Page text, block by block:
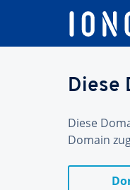
Diese
Diese
Domain